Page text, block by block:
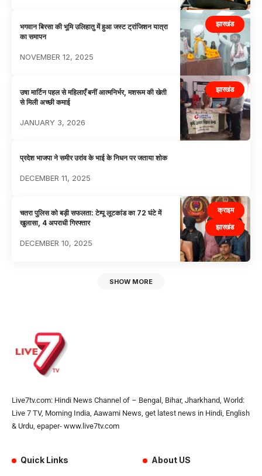
झारखंड
भगवान बिरसा की भूमि उलिहातु में हुआ जस्ट ट्रांजिशन यात्रा
का समापन
NOVEMBER 12, 2025
झारखंड
उषा मार्टिन पहल से महिलाएँ बनीं आत्मनिर्भर, मशरूम की खेती
से मिली अच्छी कमाई
JANUARY 3, 2026
प्रदेश भाजपा ने समीर उरांव के भाई के निधन पर जताया शोक
DECEMBER 11, 2025
क्राइम
झारखंड
चतरा पुलिस को बड़ी सफलता: टेम्पू लूटकांड का 72 घंटे में
खुलासा, 4 अपराधी गिरफ्तार
DECEMBER 10, 2025
SHOW MORE
Live7tv.com: Hindi News Channel of – Bengal, Bihar, Jharkhand, World:
Live 7 TV, Morning India, Aawami News, get latest news in Hindi, English
& Urdu, epaper- www.live7tv.com
Quick Links About US